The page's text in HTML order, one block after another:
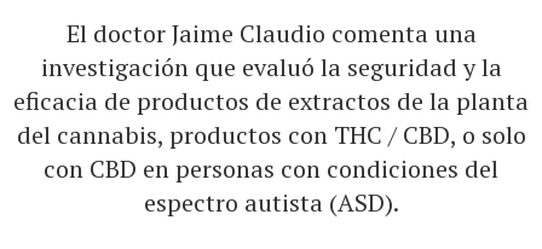
El doctor Jaime Claudio comenta una
investigación que evaluó la seguridad y la
eficacia de productos de extractos de la planta
del cannabis, productos con THC / CBD, o solo
con CBD en personas con condiciones del
espectro autista (ASD).